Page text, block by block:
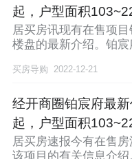
起，户型面积
居买房讯现有在售项
楼盘的最新介绍。铂
买房导购 2022-12-21
经开商圈铂宸府最
起，户型面积
居买房速报今有在售
该项目的有关信息介